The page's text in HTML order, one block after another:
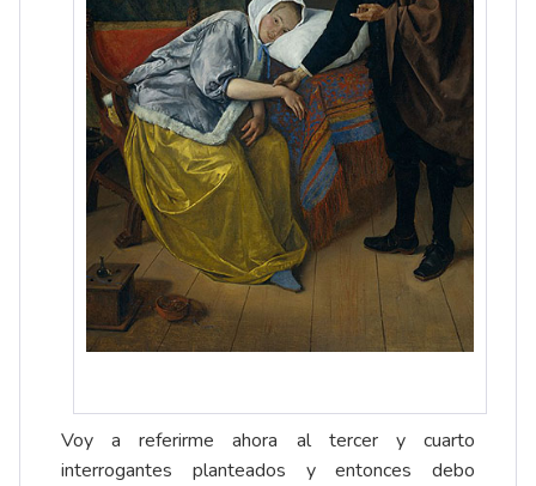
Voy a referirme ahora al tercer y cuarto
interrogantes planteados y entonces debo